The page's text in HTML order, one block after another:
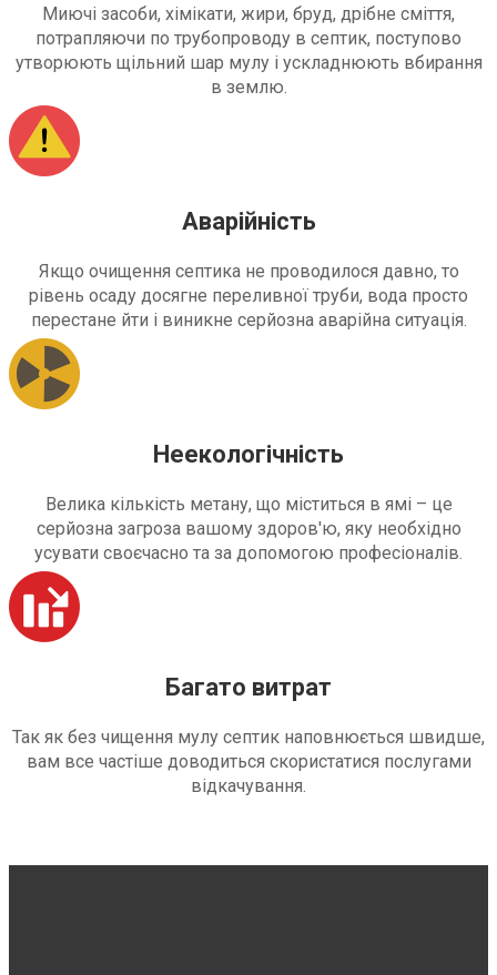
Миючі засоби, хімікати, жири, бруд, дрібне сміття,
потрапляючи по трубопроводу в септик, поступово
утворюють щільний шар мулу і ускладнюють вбирання
в землю.
Аварійність
Якщо очищення септика не проводилося давно, то
рівень осаду досягне переливної труби, вода просто
перестане йти і виникне серйозна аварійна ситуація.
Неекологічність
Велика кількість метану, що міститься в ямі – це
серйозна загроза вашому здоров'ю, яку необхідно
усувати своєчасно та за допомогою професіоналів.
Багато витрат
Так як без чищення мулу септик наповнюється швидше,
вам все частіше доводиться скористатися послугами
відкачування.